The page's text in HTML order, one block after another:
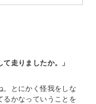
走りましたか。」
。とにかく怪我をしな
るかなっていうことを